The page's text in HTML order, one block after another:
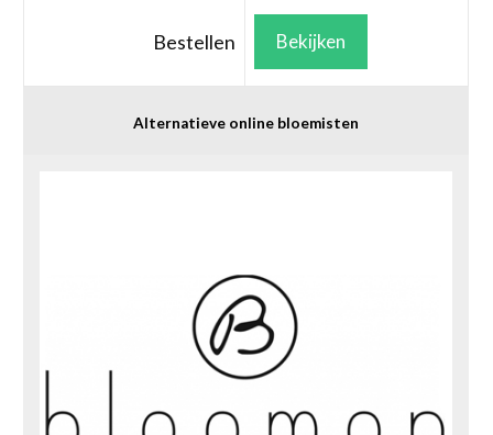
Bestellen Bekijken
Alternatieve online bloemisten